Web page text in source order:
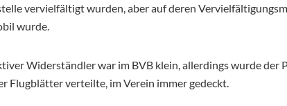
vervielfältigt wurden, aber auf deren
wurde.
Widerständler war im BVB klein, allerdings wurde der
Flugblätter verteilte, im Verein immer gedeckt.